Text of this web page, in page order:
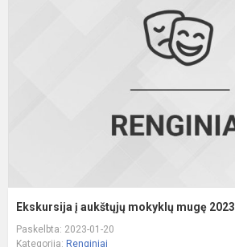
Ekskursija į aukštųjų mokyklų mugę 2023
Paskelbta: 2023-01-20
Kategorija: Renginiai